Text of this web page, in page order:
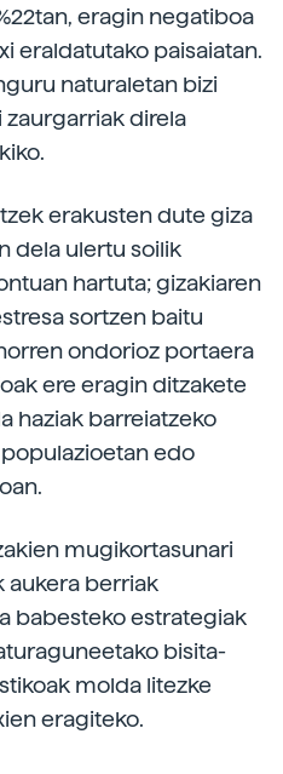
eragin negatiboa
eraldatutako paisaiatan.
naturaletan bizi
direla
erakusten dute giza
dela ulertu soilik
hartuta; gizakiaren
sortzen baitu
ondorioz portaera
ere eragin ditzakete
haziak barreiatzeko
edo
mugikortasunari
aukera berriak
babesteko estrategiak
bisita-
molda litezke
eragiteko.